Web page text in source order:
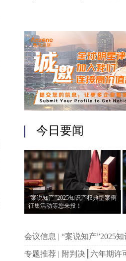
今日要闻
“案说知产”2025知识产权典型案例
征集活动等您来投！
会议信息 | “案说知产”2025知识产权典型案例征集活
动等您来投！
专题推荐 | 附判决┃六年期许可费7.31亿美元！重庆一